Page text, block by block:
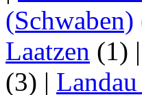
(Schwaben)
Laatzen (1) |
(3) |